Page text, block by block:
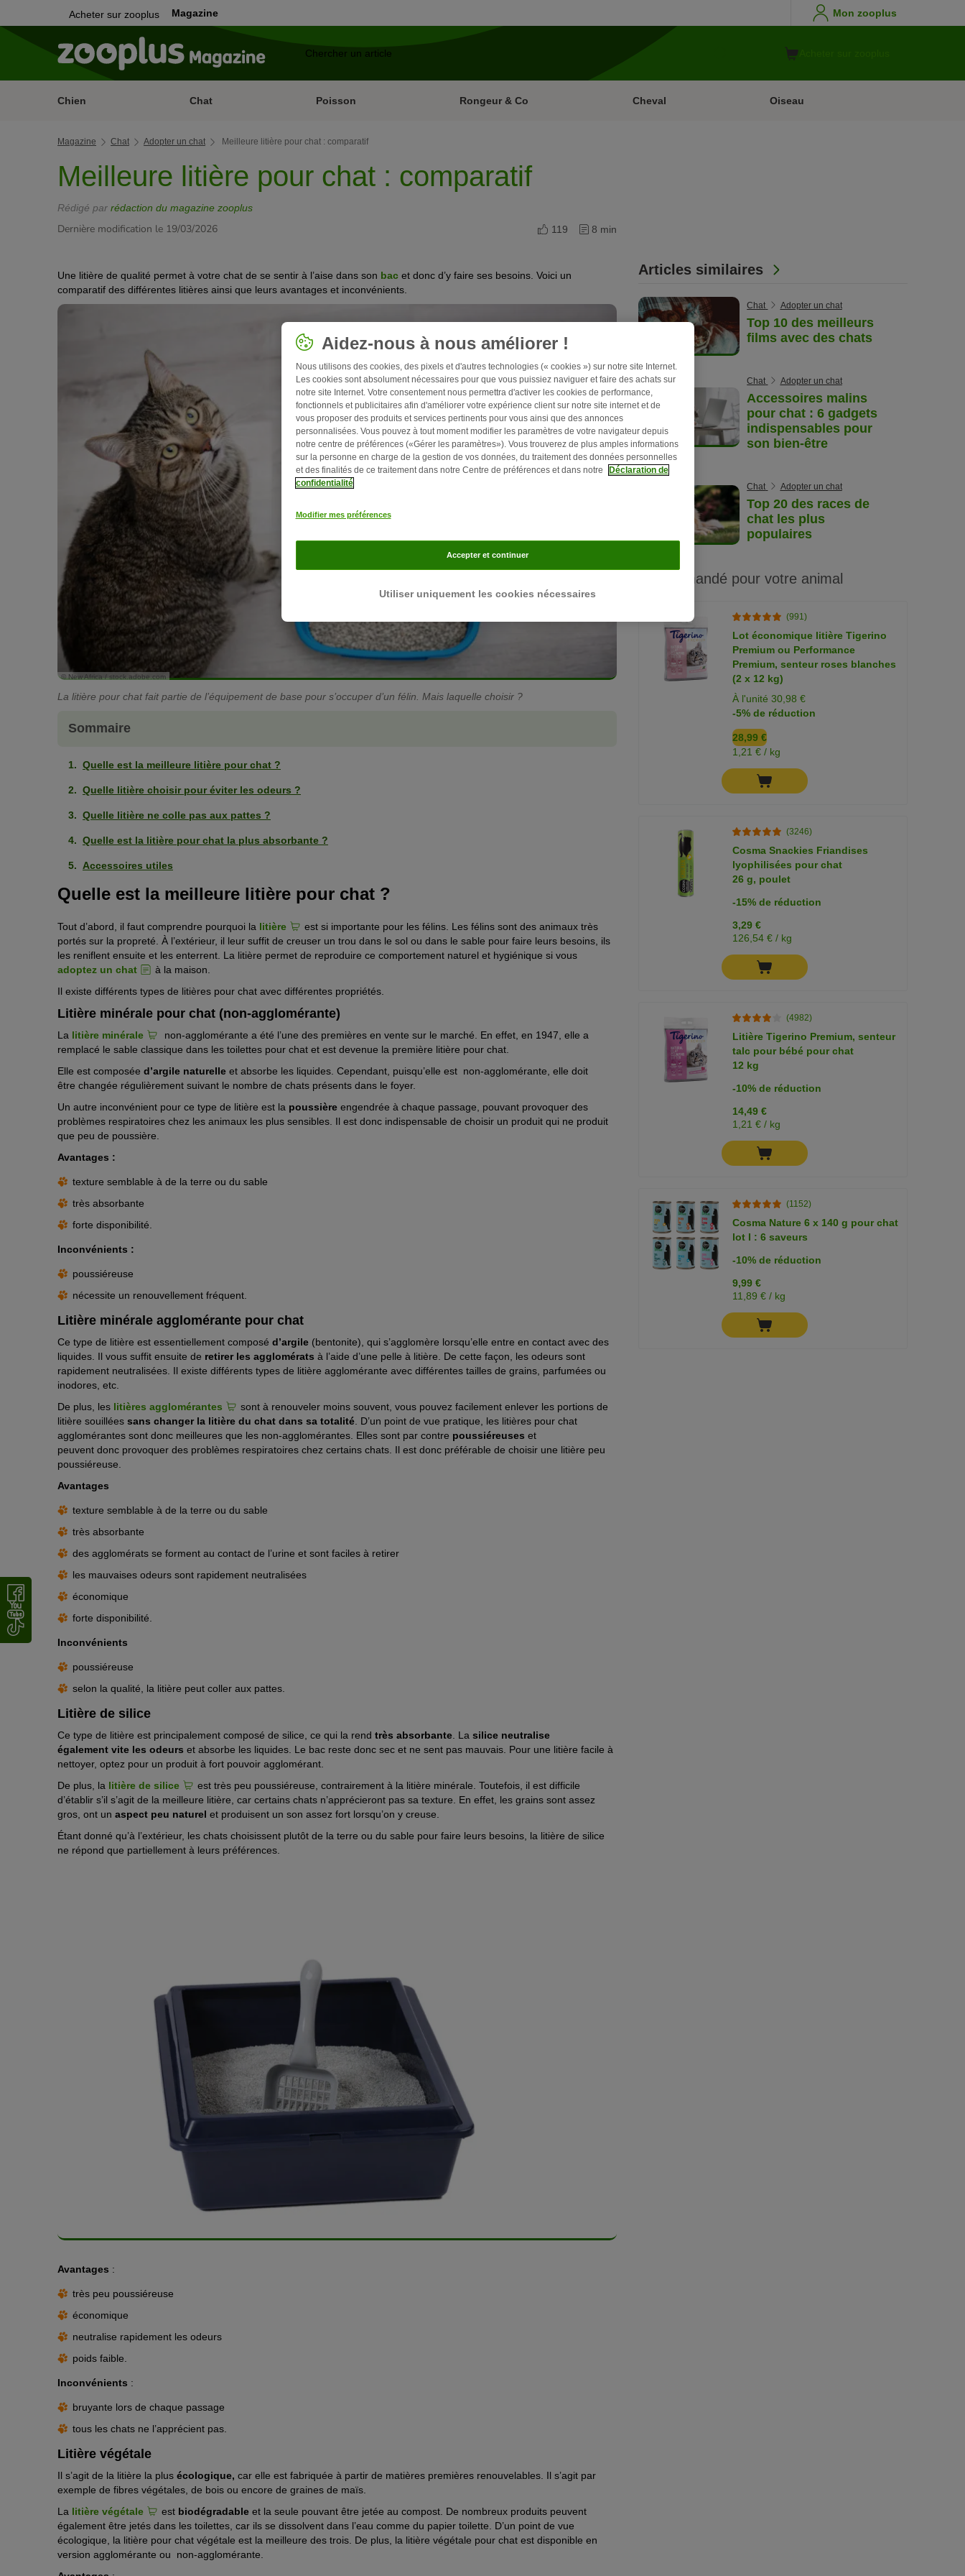
Acheter sur zooplus Magazine Mon zooplus
Chien Chat Poisson Rongeur & Co Cheval Oiseau
Magazine Chat Adopter un chat Meilleure litière pour chat : comparatif
Meilleure litière pour chat : comparatif
Rédigé par rédaction du magazine zooplus
Dernière modification le 19/03/2026 119 8 min
Une litière de qualité permet à votre chat de se sentir à l’aise dans son bac et donc d’y faire ses besoins. Voici un
comparatif des différentes litières ainsi que leurs avantages et inconvénients.
© New Africa / stock.adobe.com
La litière pour chat fait partie de l’équipement de base pour s’occuper d’un félin. Mais laquelle choisir ?
Sommaire
Quelle est la meilleure litière pour chat ?
Quelle litière choisir pour éviter les odeurs ?
Quelle litière ne colle pas aux pattes ?
Quelle est la litière pour chat la plus absorbante ?
Accessoires utiles
Quelle est la meilleure litière pour chat ?
Tout d’abord, il faut comprendre pourquoi la litière
est si importante pour les félins. Les félins sont des animaux très
portés sur la propreté. À l’extérieur, il leur suffit de creuser un trou dans le sol ou dans le sable pour faire leurs besoins, ils
les reniflent ensuite et les enterrent. La litière permet de reproduire ce comportement naturel et hygiénique si vous
adoptez un chat
à la maison.
Il existe différents types de litières pour chat avec différentes propriétés.
Litière minérale pour chat (non-agglomérante)
La litière minérale
non-agglomérante a été l’une des premières en vente sur le marché. En effet, en 1947, elle a
remplacé le sable classique dans les toilettes pour chat et est devenue la première litière pour chat.
Elle est composée d’argile naturelle et absorbe les liquides. Cependant, puisqu’elle est non-agglomérante, elle doit
être changée régulièrement suivant le nombre de chats présents dans le foyer.
Un autre inconvénient pour ce type de litière est la poussière engendrée à chaque passage, pouvant provoquer des
problèmes respiratoires chez les animaux les plus sensibles. Il est donc indispensable de choisir un produit qui ne produit
que peu de poussière.
Avantages :
texture semblable à de la terre ou du sable
très absorbante
forte disponibilité.
Inconvénients :
poussiéreuse
nécessite un renouvellement fréquent.
Litière minérale agglomérante pour chat
Ce type de litière est essentiellement composé d’argile (bentonite), qui s’agglomère lorsqu’elle entre en contact avec des
liquides. Il vous suffit ensuite de retirer les agglomérats à l’aide d’une pelle à litière. De cette façon, les odeurs sont
rapidement neutralisées. Il existe différents types de litière agglomérante avec différentes tailles de grains, parfumées ou
inodores, etc.
De plus, les litières agglomérantes
sont à renouveler moins souvent, vous pouvez facilement enlever les portions de
litière souillées sans changer la litière du chat dans sa totalité . D’un point de vue pratique, les litières pour chat
agglomérantes sont donc meilleures que les non-agglomérantes. Elles sont par contre poussiéreuses et
peuvent donc provoquer des problèmes respiratoires chez certains chats. Il est donc préférable de choisir une litière peu
poussiéreuse.
Avantages
texture semblable à de la terre ou du sable
très absorbante
des agglomérats se forment au contact de l’urine et sont faciles à retirer
les mauvaises odeurs sont rapidement neutralisées
économique
forte disponibilité.
Inconvénients
poussiéreuse
selon la qualité, la litière peut coller aux pattes.
Litière de silice
Ce type de litière est principalement composé de silice, ce qui la rend très absorbante . La silice neutralise
également vite les odeurs et absorbe les liquides. Le bac reste donc sec et ne sent pas mauvais. Pour une litière facile à
nettoyer, optez pour un produit à fort pouvoir agglomérant.
De plus, la litière de silice
est très peu poussiéreuse, contrairement à la litière minérale. Toutefois, il est difficile
d’établir s’il s’agit de la meilleure litière, car certains chats n’apprécieront pas sa texture. En effet, les grains sont assez
gros, ont un aspect peu naturel et produisent un son assez fort lorsqu’on y creuse.
Étant donné qu’à l’extérieur, les chats choisissent plutôt de la terre ou du sable pour faire leurs besoins, la litière de silice
ne répond que partiellement à leurs préférences.
Avantages :
très peu poussiéreuse
économique
neutralise rapidement les odeurs
poids faible.
Inconvénients :
bruyante lors de chaque passage
tous les chats ne l’apprécient pas.
Litière végétale
Il s’agit de la litière la plus écologique, car elle est fabriquée à partir de matières premières renouvelables. Il s’agit par
exemple de fibres végétales, de bois ou encore de graines de maïs.
La litière végétale est biodégradable et la seule pouvant être jetée au compost. De nombreux produits peuvent
également être jetés dans les toilettes, car ils se dissolvent dans l’eau comme du papier toilette. D’un point de vue
écologique, la litière pour chat végétale est la meilleure des trois. De plus, la litière végétale pour chat est disponible en
version agglomérante ou non-agglomérante.
Articles similaires
Chat Adopter un chat
Top 10 des meilleurs
films avec des chats
Chat Adopter un chat
Accessoires malins
pour chat : 6 gadgets
indispensables pour
son bien-être
Chat Adopter un chat
Top 20 des races de
chat les plus
populaires
Recommandé pour votre animal
(991)
Lot économique litière Tigerino
Premium ou Performance
Premium, senteur roses blanches
(2 x 12 kg)
À l'unité 30,98 €
-5% de réduction
28,99 €
1,21 € / kg
(3246)
Cosma Snackies Friandises
lyophilisées pour chat
26 g, poulet
-15% de réduction
3,29 €
126,54 € / kg
(4982)
Litière Tigerino Premium, senteur
talc pour bébé pour chat
12 kg
-10% de réduction
14,49 €
1,21 € / kg
(1152)
Cosma Nature 6 x 140 g pour chat
lot I : 6 saveurs
-10% de réduction
9,99 €
11,89 € / kg
Aidez-nous à nous améliorer !
Nous utilisons des cookies, des pixels et d'autres technologies (« cookies ») sur notre site Internet.
Les cookies sont absolument nécessaires pour que vous puissiez naviguer et faire des achats sur
notre site Internet. Votre consentement nous permettra d'activer les cookies de performance,
fonctionnels et publicitaires afin d'améliorer votre expérience client sur notre site internet et de
vous proposer des produits et services pertinents pour vous ainsi que des annonces
personnalisées. Vous pouvez à tout moment modifier les paramètres de votre navigateur depuis
notre centre de préférences («Gérer les paramètres»). Vous trouverez de plus amples informations
sur la personne en charge de la gestion de vos données, du traitement des données personnelles
et des finalités de ce traitement dans notre Centre de préférences et dans notre
Déclaration de
confidentialité
Modifier mes préférences
Utiliser uniquement les cookies nécessaires
Accepter et continuer